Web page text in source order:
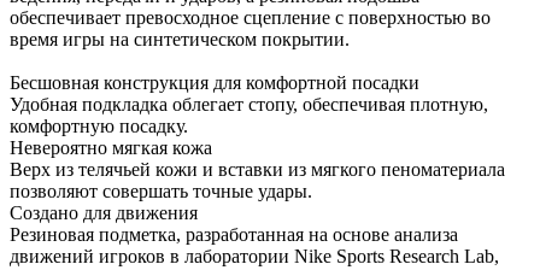
обеспечивает превосходное сцепление с поверхностью во
время игры на синтетическом покрытии.
Бесшовная конструкция для комфортной посадки
Удобная подкладка облегает стопу, обеспечивая плотную,
комфортную посадку.
Невероятно мягкая кожа
Верх из телячьей кожи и вставки из мягкого пеноматериала
позволяют совершать точные удары.
Создано для движения
Резиновая подметка, разработанная на основе анализа
движений игроков в лаборатории Nike Sports Research Lab,